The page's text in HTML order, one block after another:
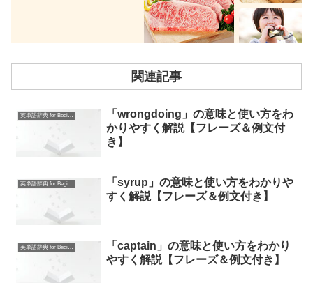
関連記事
英単語辞典 for Beginners
「wrongdoing」の意味と使い方をわ
かりやすく解説【フレーズ＆例文付
き】
英単語辞典 for Beginners
「syrup」の意味と使い方をわかりや
すく解説【フレーズ＆例文付き】
英単語辞典 for Beginners
「captain」の意味と使い方をわかり
やすく解説【フレーズ＆例文付き】